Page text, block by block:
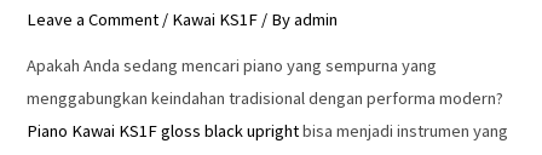
Leave a Comment / Kawai KS1F / Byadmin
Apakah Anda sedang mencari piano yang sempurna yang
menggabungkan keindahan tradisional dengan performa modern?
Piano Kawai KS1F gloss black uprightbisa menjadi instrumen yang